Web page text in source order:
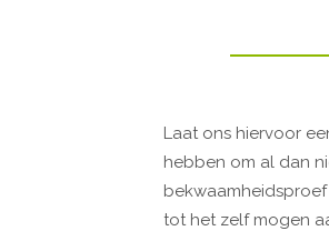
Laat ons hiervoor
hebben om al dan
tot het zelf mogen